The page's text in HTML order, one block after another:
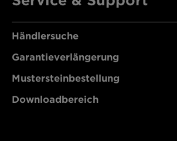
Händlersuche
Garantieverlängerung
Mustersteinbestellung
Downloadbereich